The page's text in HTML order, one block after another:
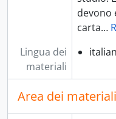
devono
carta…
Lingua dei
materiali
Area dei